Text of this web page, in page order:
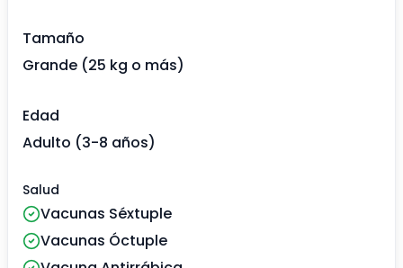
Tamaño
Grande (25 kg o más)
Edad
Adulto (3-8 años)
Salud
Vacunas Séxtuple
Vacunas Óctuple